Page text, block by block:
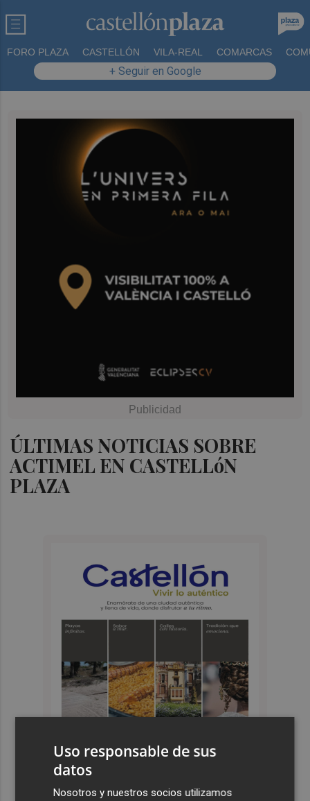
FORO PLAZA CASTELLÓN VILA-REAL COMARCAS
+ Seguir en Google
ÚLTIMAS NOTICIAS SOBRE
ACTIMEL EN CASTELLóN
PLAZA
Últimas Noticias
Uso responsable de sus
datos
Nosotros y nuestros socios utilizamos